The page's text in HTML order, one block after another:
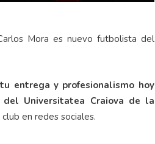
Mora es nuevo futbolista del
entrega y profesionalismo hoy
del Universitatea Craiova de la
en redes sociales.